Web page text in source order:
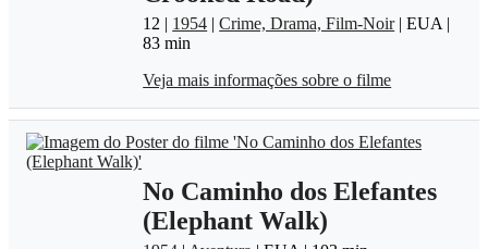
12 | 1954 |Crime, Drama, Film-Noir| EUA |
83 min
Veja mais informações sobre o filme
No Caminho dos Elefantes
(Elephant Walk)